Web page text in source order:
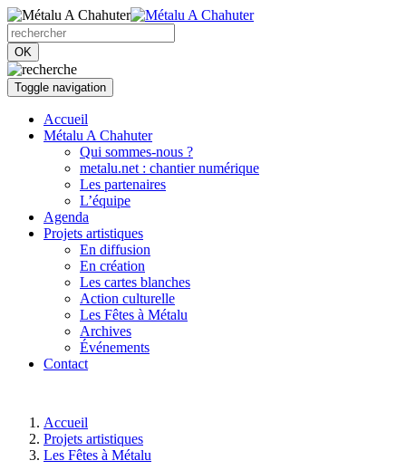
OK
Toggle navigation
Accueil
Métalu A Chahuter
Qui sommes-nous ?
metalu.net : chantier numérique
Les partenaires
L’équipe
Agenda
Projets artistiques
En diffusion
En création
Les cartes blanches
Action culturelle
Les Fêtes à Métalu
Archives
Événements
Contact
Accueil
Projets artistiques
Les Fêtes à Métalu